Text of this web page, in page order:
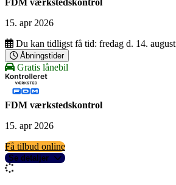
FDM værkstedskontrol
15. apr 2026
Du kan tidligst få tid: fredag d. 14. august
Åbningstider
Gratis lånebil
FDM værkstedskontrol
15. apr 2026
Få tilbud online
Se detaljer